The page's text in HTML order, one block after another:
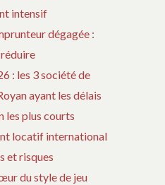
intensif
dégagée :
: les 3 société de
ayant les délais
les plus courts
locatif international
et risques
du style de jeu